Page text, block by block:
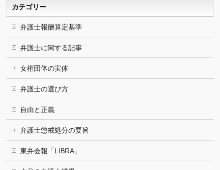
カテゴリー
弁護士報酬算定基準
弁護士に関する記事
女権団体の実体
弁護士の選び方
自由と正義
弁護士懲戒処分の要旨
東弁会報「LIBRA」